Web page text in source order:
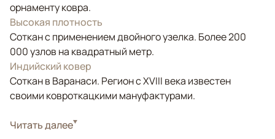
орнаменту ковра.
Высокая плотность
Соткан с применением двойного узелка. Более 200
000 узлов на квадратный метр.
Индийский ковер
Соткан в Варанаси. Регион с XVIII века известен
своими ковроткацкими мануфактурами.
СтильКлассические
Читать далее